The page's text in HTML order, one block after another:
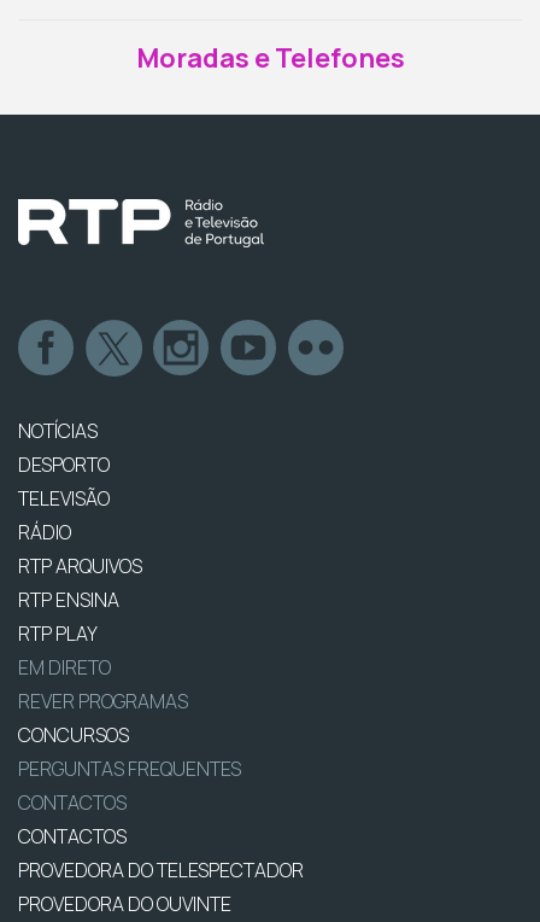
Moradas e Telefones
NOTÍCIAS
DESPORTO
TELEVISÃO
RÁDIO
RTP ARQUIVOS
RTP ENSINA
RTP PLAY
EM DIRETO
REVER PROGRAMAS
CONCURSOS
PERGUNTAS FREQUENTES
CONTACTOS
CONTACTOS
PROVEDORA DO TELESPECTADOR
PROVEDORA DO OUVINTE